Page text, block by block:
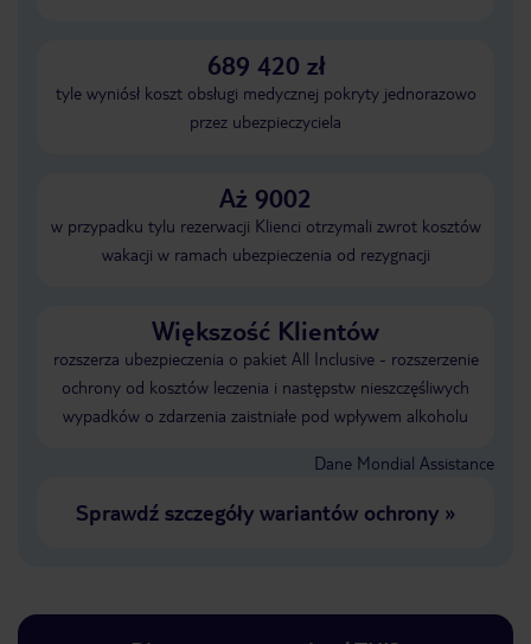
689 420 zł
tyle wyniósł koszt obsługi medycznej pokryty jednorazowo
przez ubezpieczyciela
Aż 9002
w przypadku tylu rezerwacji Klienci otrzymali zwrot kosztów
wakacji w ramach ubezpieczenia od rezygnacji
Większość Klientów
rozszerza ubezpieczenia o pakiet All Inclusive - rozszerzenie
ochrony od kosztów leczenia i następstw nieszczęśliwych
wypadków o zdarzenia zaistniałe pod wpływem alkoholu
Dane Mondial Assistance
Sprawdź szczegóły wariantów ochrony»